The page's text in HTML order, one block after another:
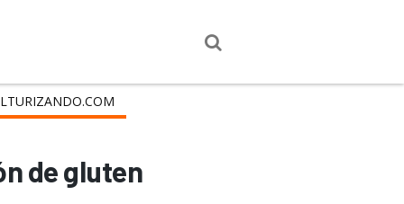
de gluten